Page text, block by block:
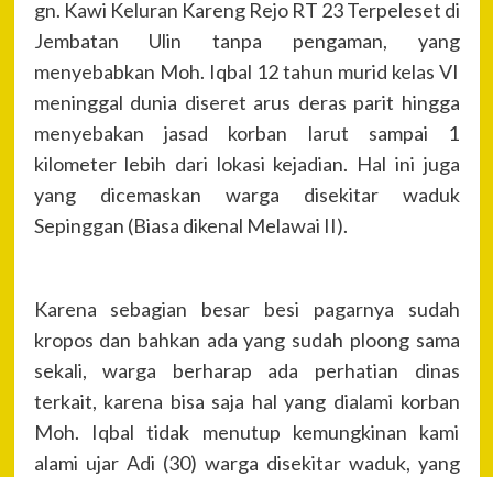
gn. Kawi Keluran Kareng Rejo RT 23 Terpeleset di
Jembatan Ulin tanpa pengaman, yang
menyebabkan Moh. Iqbal 12 tahun murid kelas VI
meninggal dunia diseret arus deras parit hingga
menyebakan jasad korban larut sampai 1
kilometer lebih dari lokasi kejadian. Hal ini juga
yang dicemaskan warga disekitar waduk
Sepinggan (Biasa dikenal Melawai II).
Karena sebagian besar besi pagarnya sudah
kropos dan bahkan ada yang sudah ploong sama
sekali, warga berharap ada perhatian dinas
terkait, karena bisa saja hal yang dialami korban
Moh. Iqbal tidak menutup kemungkinan kami
alami ujar Adi (30) warga disekitar waduk, yang